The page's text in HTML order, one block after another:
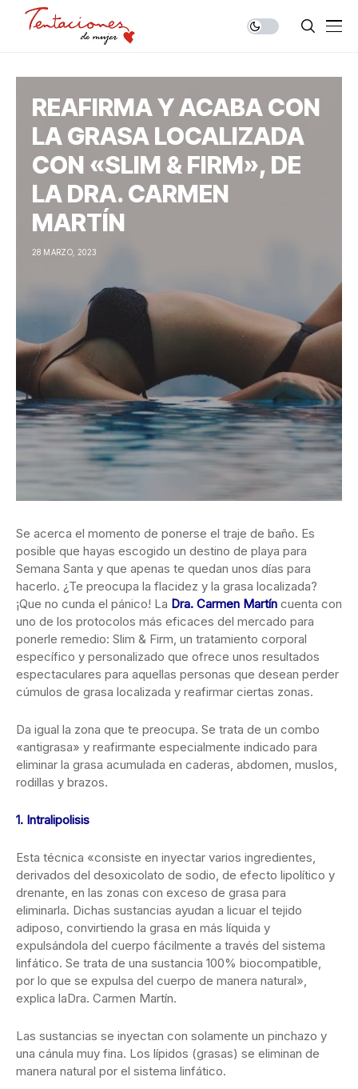
REAFIRMA Y ACABA CON
LA GRASA LOCALIZADA
CON «SLIM & FIRM», DE
LA DRA. CARMEN
MARTÍN
28 MARZO, 2023
Se acerca el momento de ponerse el traje de baño. Es
posible que hayas escogido un destino de playa para
Semana Santa y que apenas te quedan unos días para
hacerlo. ¿Te preocupa la flacidez y la grasa localizada?
¡Que no cunda el pánico! La Dra. Carmen Martín cuenta con
uno de los protocolos más eficaces del mercado para
ponerle remedio: Slim & Firm, un tratamiento corporal
específico y personalizado que ofrece unos resultados
espectaculares para aquellas personas que desean perder
cúmulos de grasa localizada y reafirmar ciertas zonas.
Da igual la zona que te preocupa. Se trata de un combo
«antigrasa» y reafirmante especialmente indicado para
eliminar la grasa acumulada en caderas, abdomen, muslos,
rodillas y brazos.
1. Intralipolisis
Esta técnica «consiste en inyectar varios ingredientes,
derivados del desoxicolato de sodio, de efecto lipolítico y
drenante, en las zonas con exceso de grasa para
eliminarla. Dichas sustancias ayudan a licuar el tejido
adiposo, convirtiendo la grasa en más líquida y
expulsándola del cuerpo fácilmente a través del sistema
linfático. Se trata de una sustancia 100% biocompatible,
por lo que se expulsa del cuerpo de manera natural»,
explica laDra. Carmen Martín.
Las sustancias se inyectan con solamente un pinchazo y
una cánula muy fina. Los lípidos (grasas) se eliminan de
manera natural por el sistema linfático.